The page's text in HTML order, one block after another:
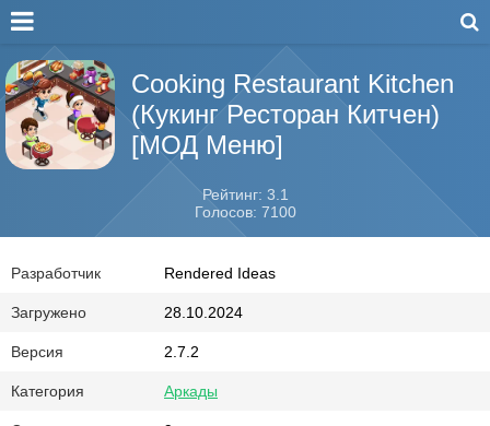
Cooking Restaurant Kitchen
(Кукинг Ресторан Китчен)
[МОД Меню]
Рейтинг: 3.1
Голосов: 7100
Разработчик Rendered Ideas
Загружено 28.10.2024
Версия 2.7.2
Категория Аркады